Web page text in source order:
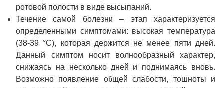
ротовой полости в виде высыпаний.
Течение самой болезни – этап характеризуется
определенными симптомами: высокая температура
(38-39 °С), которая держится не менее пяти дней.
Данный симптом носит волнообразный характер,
снижаясь на несколько дней и поднимаясь вновь.
Возможно появление общей слабости, тошноты и